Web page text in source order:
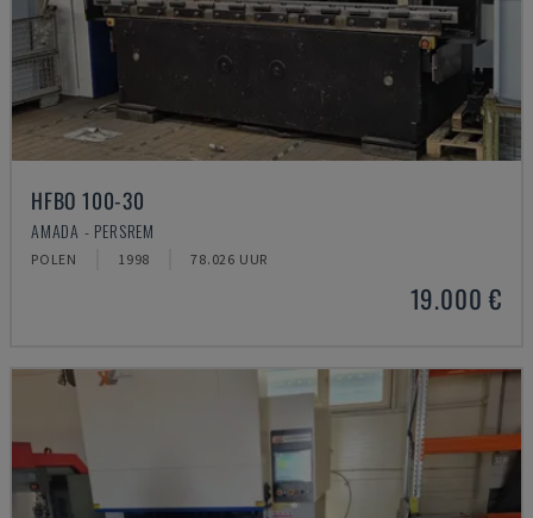
HFBO 100-30
AMADA - PERSREM
POLEN 1998 78.026 UUR
19.000 €